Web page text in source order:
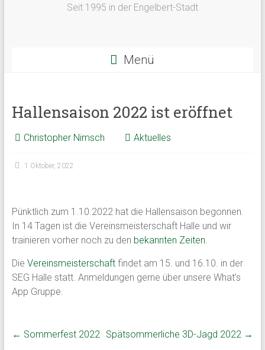
Seit 1995 in der Engelbert-Stadt
Menü
Hallensaison 2022 ist eröffnet
Christopher Nimsch Aktuelles
1 Oktober, 2022
Pünktlich zum 1.10.2022 hat die Hallensaison begonnen.
In 14 Tagen ist die Vereinsmeisterschaft Halle und wir
trainieren vorher noch zu den bekannten Zeiten.
Die Vereinsmeisterschaft findet am 15. und 16.10. in der
SEG Halle statt. Anmeldungen gerne über unsere What’s
App Gruppe.
← Sommerfest 2022 Spätsommerliche 3D-Jagd 2022 →